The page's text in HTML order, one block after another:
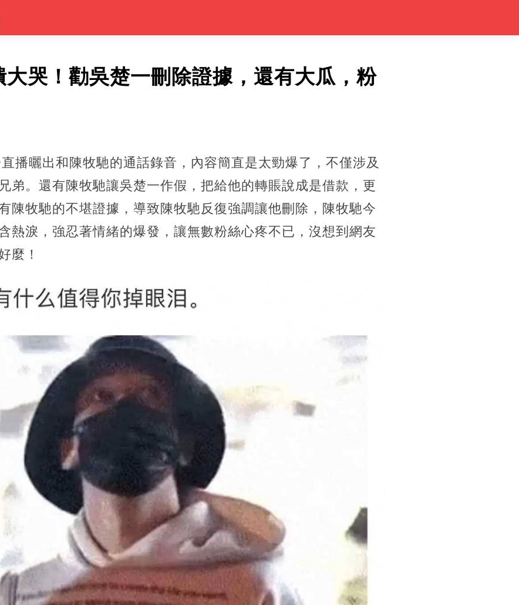
大哭！勸吳楚一刪除證據，還有大瓜，粉
播曬出和陳牧馳的通話錄音，內容簡直是太勁爆了，不僅涉及
弟。還有陳牧馳讓吳楚一作假，把給他的轉賬說成是借款，更
陳牧馳的不堪證據，導致陳牧馳反復強調讓他刪除，陳牧馳今
熱淚，強忍著情緒的爆發，讓無數粉絲心疼不已，沒想到網友
麼！